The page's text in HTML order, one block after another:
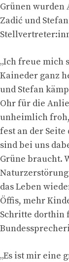
Grünen wurden
Zadić und
„Ich freue mich
Kaineder ganz
und Stefan
Ohr für die
unheimlich
fest an der
sind bei uns
Grüne braucht.
das Leben
Öffis, mehr
Schritte dorthin
„Es ist mir eine